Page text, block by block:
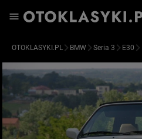
OTOKLASYKI.PL BMW Seria 3 E30